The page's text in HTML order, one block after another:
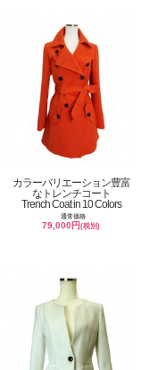
カラーバリエーション豊富
なトレンチコート
Trench Coat in 10 Colors
通常価格
79,000円(税別)